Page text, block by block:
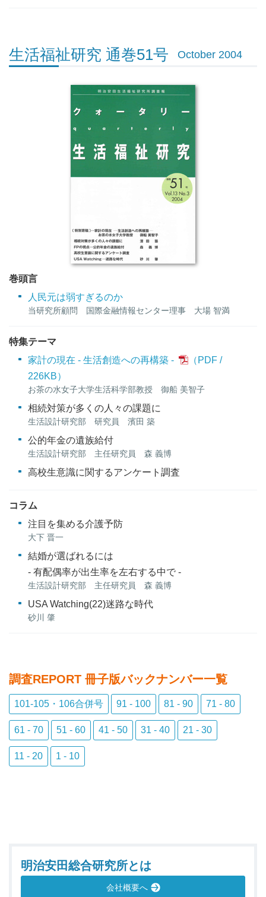
生活福祉研究 通巻51号 October 2004
巻頭言
人民元は弱すぎるのか
当研究所顧問 国際金融情報センター理事 大場 智満
特集テーマ
家計の現在 - 生活創造への再構築 -
226KB）
お茶の水女子大学生活科学部教授 御船 美智子
相続対策が多くの人々の課題に
生活設計研究部 研究員 濱田 築
公的年金の遺族給付
生活設計研究部 主任研究員 森 義博
高校生意識に関するアンケート調査
コラム
注目を集める介護予防
大下 晋一
結婚が選ばれるには
- 有配偶率が出生率を左右する中で -
生活設計研究部 主任研究員 森 義博
USA Watching(22)迷路な時代
砂川 肇
調査REPORT 冊子版バックナンバー一覧
101-105・106合併号 91 - 100 81 - 90 71 - 80
61 - 70 51 - 60 41 - 50 31 - 40 21 - 30
11 - 20 1 - 10
明治安田総合研究所とは
会社概要へ